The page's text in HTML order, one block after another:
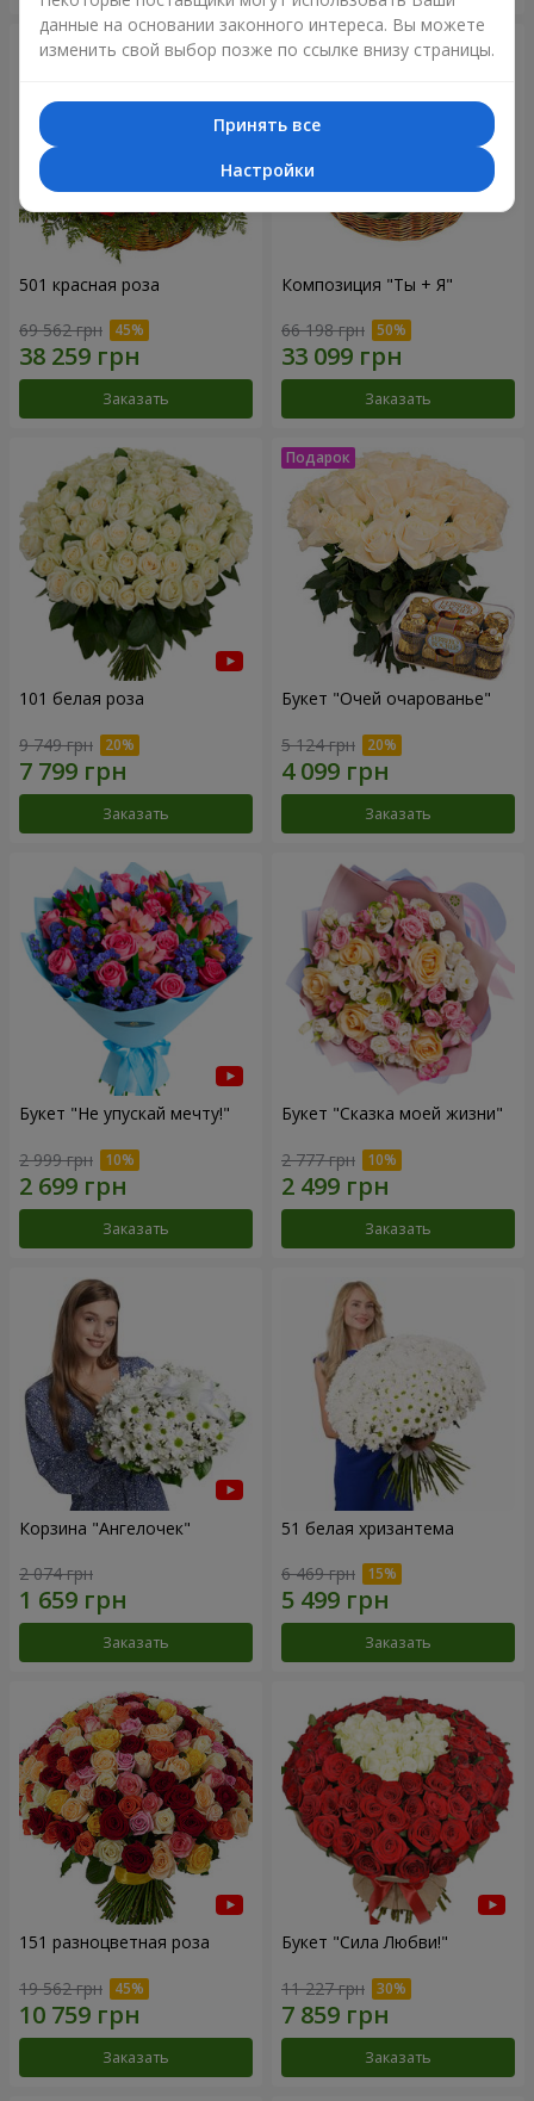
501 красная роза
69 562 грн
Заказать
Композиция "Ты + Я"
66 198 грн
Заказать
101 белая роза
9 749 грн
Заказать
Букет "Очей очарованье"
5 124 грн
Заказать
Букет "Не упускай мечту!"
2 999 грн
Заказать
Букет "Сказка моей жизни"
2 777 грн
Заказать
Корзина "Ангелочек"
2 074 грн
Заказать
51 белая хризантема
6 469 грн
Заказать
151 разноцветная роза
19 562 грн
Заказать
Букет "Сила Любви!"
11 227 грн
Заказать
данные на основании законного интереса. Вы можете
изменить свой выбор позже по ссылке внизу страницы.
Принять все
Настройки